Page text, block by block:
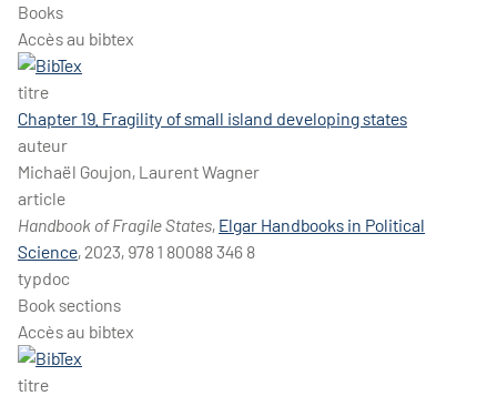
Books
Accès au bibtex
titre
Chapter 19. Fragility of small island developing states
auteur
Michaël Goujon, Laurent Wagner
article
Handbook of Fragile States, Elgar Handbooks in Political
Science, 2023, 978 1 80088 346 8
typdoc
Book sections
Accès au bibtex
titre